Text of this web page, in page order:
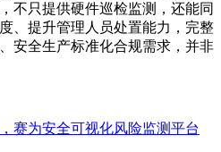
不只提供硬件巡检监测，还能同
、提升管理人员处置能力，完整
安全生产标准化合规需求，并非
赛为安全可视化风险监测平台